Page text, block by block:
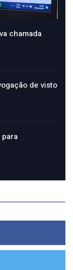
chamada
de visto